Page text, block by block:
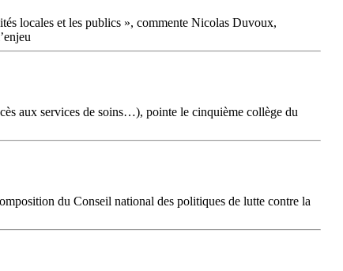
locales et les publics », commente Nicolas Duvoux,
aux services de soins…), pointe le cinquième collège du
du Conseil national des politiques de lutte contre la